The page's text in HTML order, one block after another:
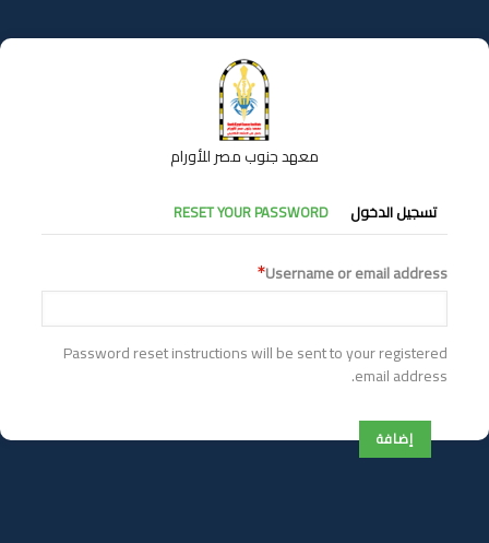
إلى
المحتوى
معهد جنوب مصر للأورام
التبويبات
الأساسية
تسجيل الدخول RESET YOUR PASSWORD
Username or email address
Password reset instructions will be sent to your registered
email address.